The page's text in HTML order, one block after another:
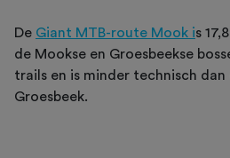
De Giant MTB-route Mook is
de Mookse en Groesbeekse
trails en is minder technisch dan
Groesbeek.